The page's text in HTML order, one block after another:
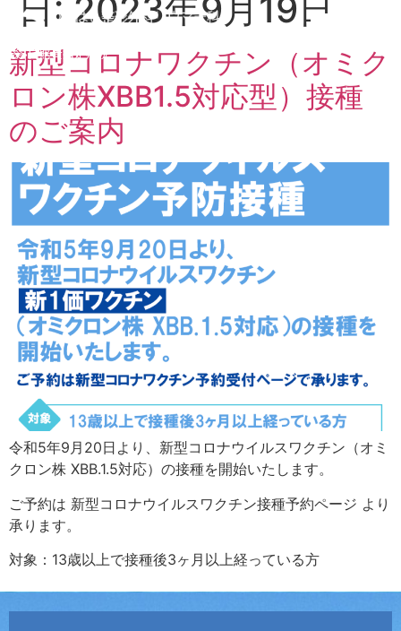
労災•自賠責指定病院
日: 2023年9月19日
新型コロナワクチン（オミク
ロン株XBB1.5対応型）接種
のご案内
令和5年9月20日より、新型コロナウイルスワクチン（オミ
クロン株 XBB.1.5対応）の接種を開始いたします。
ご予約は 新型コロナウイルスワクチン接種予約ページ より
承ります。
対象：13歳以上で接種後3ヶ月以上経っている方